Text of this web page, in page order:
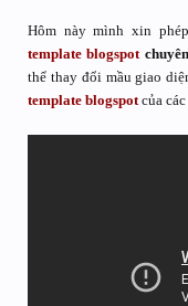
Hôm này mình xin
template blogspot
thể thay đổi mầu giao
template blogspot của